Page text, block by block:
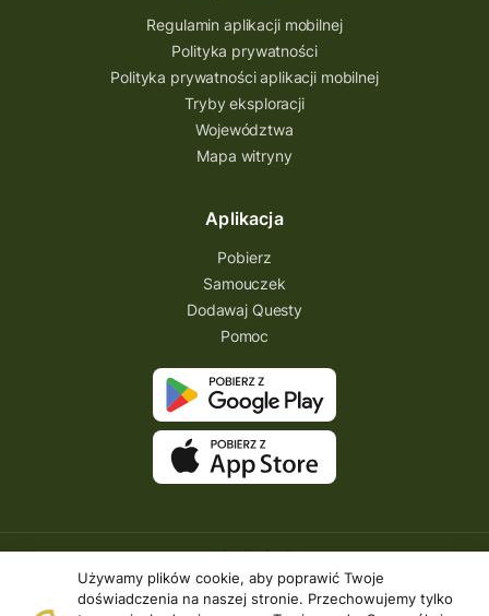
Używamy plików cookie, aby poprawić Twoje
doświadczenia na naszej stronie. Przechowujemy tylko
Regulamin aplikacji mobilnej
Polityka prywatności
Polityka prywatności aplikacji mobilnej
Tryby eksploracji
Województwa
Mapa witryny
Aplikacja
Pobierz
Samouczek
Dodawaj Questy
Pomoc